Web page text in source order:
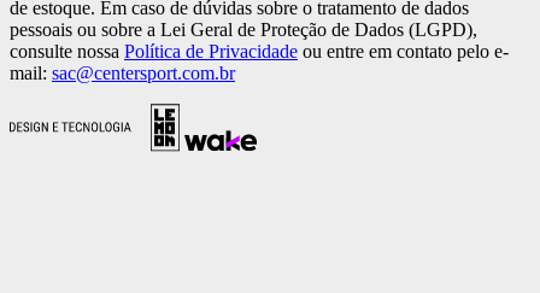
de estoque. Em caso de dúvidas sobre o tratamento de dados
pessoais ou sobre a Lei Geral de Proteção de Dados (LGPD),
consulte nossa Política de Privacidade ou entre em contato pelo e-
mail: sac@centersport.com.br